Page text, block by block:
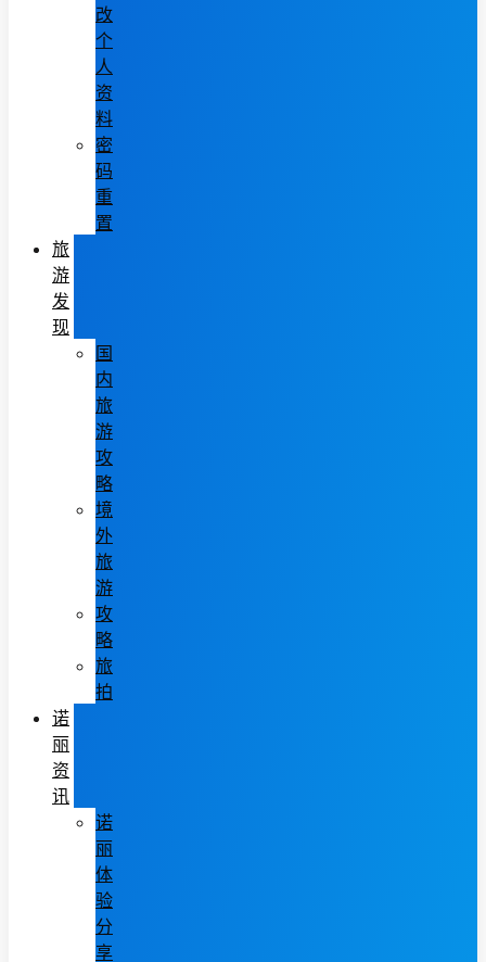
改
个
人
资
料
密
码
重
置
旅
游
发
现
国
内
旅
游
攻
略
境
外
旅
游
攻
略
旅
拍
诺
丽
资
讯
诺
丽
体
验
分
享